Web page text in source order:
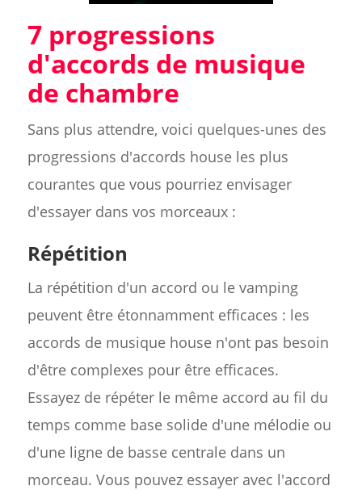
7 progressions
d'accords de musique
de chambre
Sans plus attendre, voici quelques-unes des
progressions d'accords house les plus
courantes que vous pourriez envisager
d'essayer dans vos morceaux :
Répétition
La répétition d'un accord ou le vamping
peuvent être étonnamment efficaces : les
accords de musique house n'ont pas besoin
d'être complexes pour être efficaces.
Essayez de répéter le même accord au fil du
temps comme base solide d'une mélodie ou
d'une ligne de basse centrale dans un
morceau. Vous pouvez essayer avec l'accord